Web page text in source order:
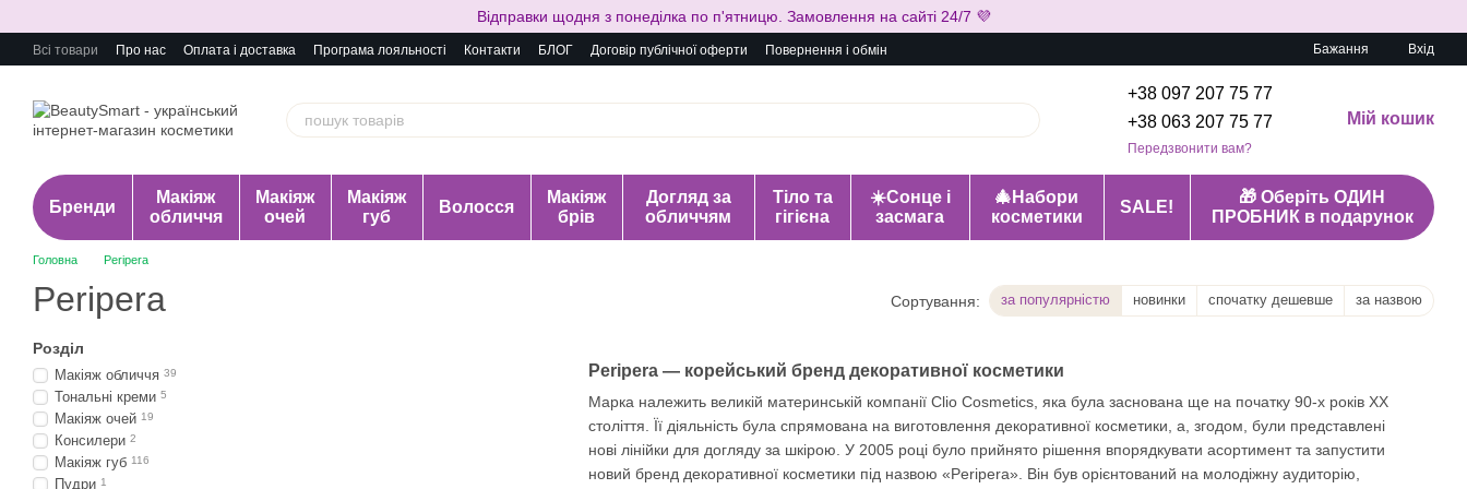
Відправки щодня з понеділка по п'ятницю. Замовлення на сайті 24/7 💜
Всі товари Про нас Оплата і доставка Програма лояльності Контакти БЛОГ Договір публічної оферти Повернення і обмін Бажання Вхід
+38 097 207 75 77
+38 063 207 75 77
Передзвонити вам?
Мій кошик
Бренди
Макіяж
обличчя
Макіяж
очей
Макіяж
губ
Волосся
Макіяж
брів
Догляд за
обличчям
Тіло та
гігієна
☀️Сонце і
засмага
🎄Набори
косметики
SALE!
🎁 Оберіть ОДИН
ПРОБНИК в подарунок
Головна Peripera
Peripera Сортування: за популярністю новинки спочатку дешевше за назвою
Peripera — корейський бренд декоративної косметики
Марка належить великій материнській компанії Clio Cosmetics, яка була заснована ще на початку 90-х років ХХ
століття. Її діяльність була спрямована на виготовлення декоративної косметики, а, згодом, були представлені
нові лінійки для догляду за шкірою. У 2005 році було прийнято рішення впорядкувати асортимент та запустити
новий бренд декоративної косметики під назвою «Peripera». Він був орієнтований на молодіжну аудиторію,
Розділ
Макіяж обличчя 39
Тональні креми 5
Макіяж очей 19
Консилери 2
Макіяж губ 116
Пудри 1